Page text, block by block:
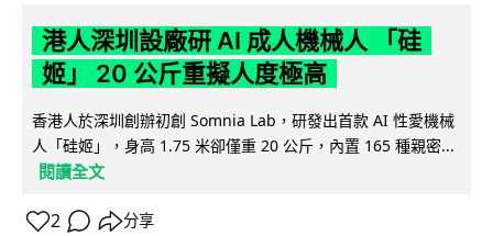
港人深圳設廠研 AI 成人機械人 「硅
姬」 20 公斤重擬人度極高
香港人於深圳創辦初創 Somnia Lab，研發出首款 AI 性愛機械
人「硅姬」，身高 1.75 米卻僅重 20 公斤，內置 165 種親密...
閱讀全文
2 分享